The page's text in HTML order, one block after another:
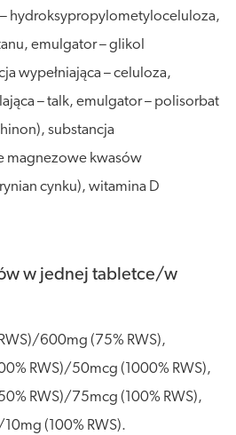
hydroksypropylometyloceluloza,
emulgator – glikol
wypełniająca – celuloza,
– talk, emulgator – polisorbat
substancja
magnezowe kwasów
cynku), witamina D
w jednej tabletce/w
600mg (75% RWS),
RWS)/50mcg (1000% RWS),
RWS)/75mcg (100% RWS),
(100% RWS).